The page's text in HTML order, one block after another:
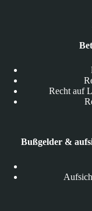
Recht auf
Bußgelder &